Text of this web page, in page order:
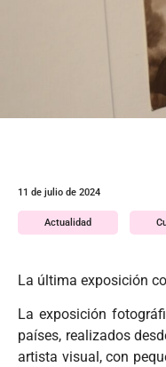
11 de julio de 2024
Actualidad
La última exposición
La exposición
países, realizados
artista visual, con